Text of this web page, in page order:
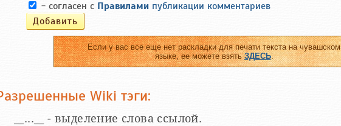
- согласен с Правилами публикации комментариев
Если у вас все еще нет раскладки для печати текста на чувашском
языке, ее можете взятьЗДЕСЬ.
Wiki тэги:
__...__ - выделение слова ссылой.